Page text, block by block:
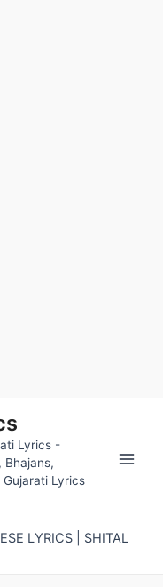
Lyrics -
Bhajans,
Lyrics
LYRICS | SHITAL